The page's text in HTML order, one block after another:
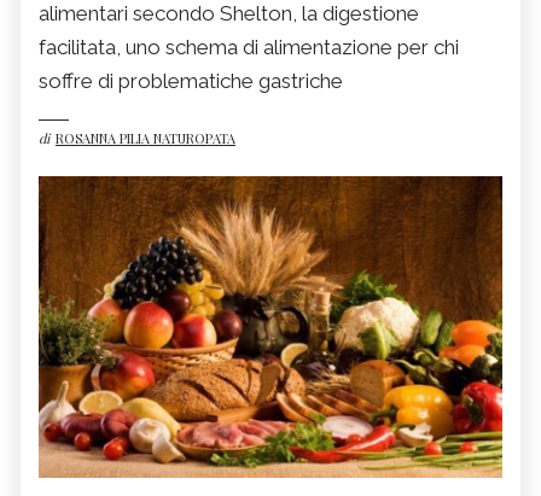
alimentari secondo Shelton, la digestione
facilitata, uno schema di alimentazione per chi
soffre di problematiche gastriche
di ROSANNA PILIA NATUROPATA